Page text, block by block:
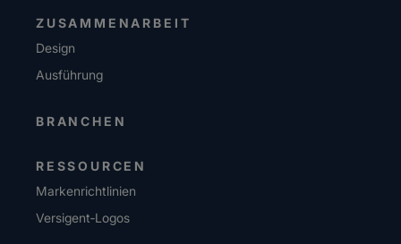
ZUSAMMENARBEIT
Design
Ausführung
BRANCHEN
RESSOURCEN
Markenrichtlinien
Versigent‑Logos